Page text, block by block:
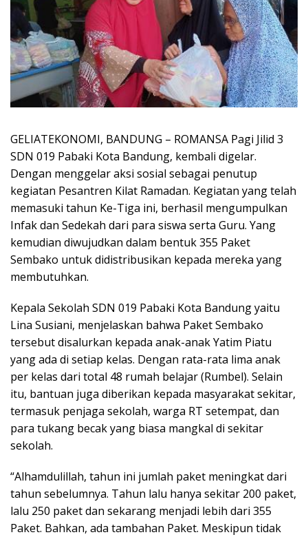
GELIATEKONOMI, BANDUNG – ROMANSA Pagi Jilid 3
SDN 019 Pabaki Kota Bandung, kembali digelar.
Dengan menggelar aksi sosial sebagai penutup
kegiatan Pesantren Kilat Ramadan. Kegiatan yang telah
memasuki tahun Ke-Tiga ini, berhasil mengumpulkan
Infak dan Sedekah dari para siswa serta Guru. Yang
kemudian diwujudkan dalam bentuk 355 Paket
Sembako untuk didistribusikan kepada mereka yang
membutuhkan.
Kepala Sekolah SDN 019 Pabaki Kota Bandung yaitu
Lina Susiani, menjelaskan bahwa Paket Sembako
tersebut disalurkan kepada anak-anak Yatim Piatu
yang ada di setiap kelas. Dengan rata-rata lima anak
per kelas dari total 48 rumah belajar (Rumbel). Selain
itu, bantuan juga diberikan kepada masyarakat sekitar,
termasuk penjaga sekolah, warga RT setempat, dan
para tukang becak yang biasa mangkal di sekitar
sekolah.
“Alhamdulillah, tahun ini jumlah paket meningkat dari
tahun sebelumnya. Tahun lalu hanya sekitar 200 paket,
lalu 250 paket dan sekarang menjadi lebih dari 355
Paket. Bahkan, ada tambahan Paket. Meskipun tidak